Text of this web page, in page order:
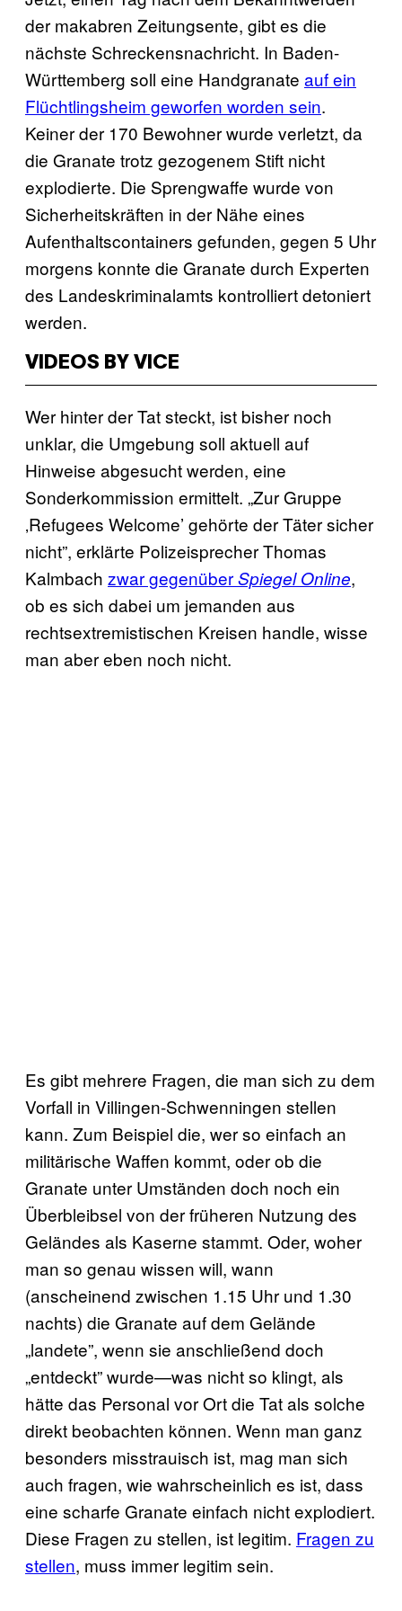
der makabren Zeitungsente, gibt es die
nächste Schreckensnachricht. In Baden-
Württemberg soll eine Handgranate auf ein
Flüchtlingsheim geworfen worden sein.
Keiner der 170 Bewohner wurde verletzt, da
die Granate trotz gezogenem Stift nicht
explodierte. Die Sprengwaffe wurde von
Sicherheitskräften in der Nähe eines
Aufenthaltscontainers gefunden, gegen 5 Uhr
morgens konnte die Granate durch Experten
des Landeskriminalamts kontrolliert detoniert
werden.
VIDEOS BY VICE
Wer hinter der Tat steckt, ist bisher noch
unklar, die Umgebung soll aktuell auf
Hinweise abgesucht werden, eine
Sonderkommission ermittelt. „Zur Gruppe
‚Refugees Welcome’ gehörte der Täter sicher
nicht”, erklärte Polizeisprecher Thomas
Kalmbach zwar gegenüberSpiegel Online,
ob es sich dabei um jemanden aus
rechtsextremistischen Kreisen handle, wisse
man aber eben noch nicht.
Es gibt mehrere Fragen, die man sich zu dem
Vorfall in Villingen-Schwenningen stellen
kann. Zum Beispiel die, wer so einfach an
militärische Waffen kommt, oder ob die
Granate unter Umständen doch noch ein
Überbleibsel von der früheren Nutzung des
Geländes als Kaserne stammt. Oder, woher
man so genau wissen will, wann
(anscheinend zwischen 1.15 Uhr und 1.30
nachts) die Granate auf dem Gelände
„landete”, wenn sie anschließend doch
„entdeckt” wurde—was nicht so klingt, als
hätte das Personal vor Ort die Tat als solche
direkt beobachten können. Wenn man ganz
besonders misstrauisch ist, mag man sich
auch fragen, wie wahrscheinlich es ist, dass
eine scharfe Granate einfach nicht explodiert.
Diese Fragen zu stellen, ist legitim. Fragen zu
stellen, muss immer legitim sein.